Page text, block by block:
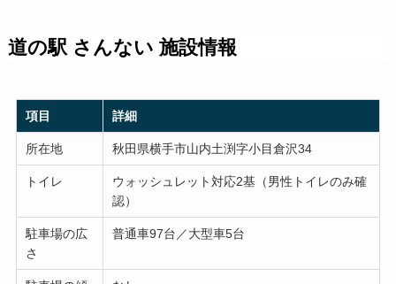
道の駅 さんない 施設情報
項目 詳細
所在地 秋田県横手市山内土渕字小目倉沢34
トイレ
ウォッシュレット対応2基（男性トイレのみ確
認）
駐車場の広
さ
普通車97台／大型車5台